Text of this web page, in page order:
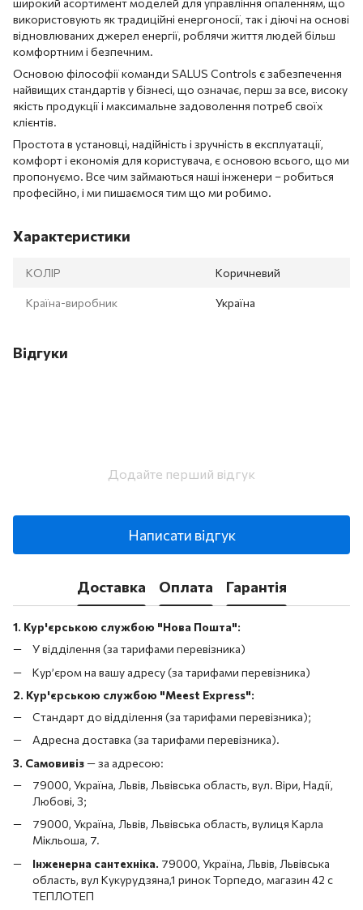
широкий асортимент моделей для управління опаленням, що
використовують як традиційні енергоносії, так і діючі на основі
відновлюваних джерел енергії, роблячи життя людей більш
комфортним і безпечним.
Основою філософії команди SALUS Controls є забезпечення
найвищих стандартів у бізнесі, що означає, перш за все, високу
якість продукції і максимальне задоволення потреб своїх
клієнтів.
Простота в установці, надійність і зручність в експлуатації,
комфорт і економія для користувача, є основою всього, що ми
пропонуємо. Все чим займаються наші інженери – робиться
професійно, і ми пишаємося тим що ми робимо.
Характеристики
КОЛІР Коричневий
Країна-виробник Україна
Відгуки
Додайте перший відгук
Написати відгук
Доставка Оплата Гарантія
1. Кур'єрською службою "Нова Пошта":
У відділення (за тарифами перевізника)
Кур’єром на вашу адресу (за тарифами перевізника)
2. Кур'єрською службою "Meest Express":
Стандарт до відділення (за тарифами перевізника);
Адресна доставка (за тарифами перевізника).
3. Самовивіз—за адресою:
79000, Україна, Львів, Львівська область, вул. Віри, Надії,
Любові, 3;
79000, Україна, Львів, Львівська область, вулиця Карла
Мікльоша, 7.
Інженерна сантехніка. 79000, Україна, Львів, Львівська
область, вул Кукурудзяна,1 ринок Торпедо, магазин 42 с
ТЕПЛОТЕП